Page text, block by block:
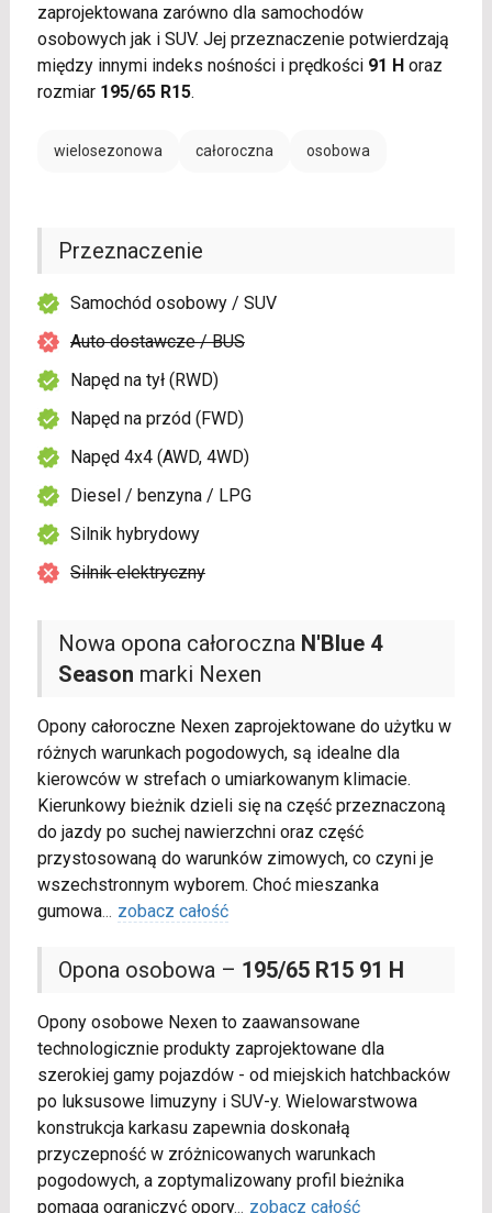
zaprojektowana zarówno dla samochodów
osobowych jak i SUV. Jej przeznaczenie potwierdzają
między innymi indeks nośności i prędkości 91 Horaz
rozmiar 195/65 R15.
wielosezonowa całoroczna osobowa
Nowa opona całoroczna N'Blue 4
Season marki Nexen
Opony całoroczne Nexen zaprojektowane do użytku w
różnych warunkach pogodowych, są idealne dla
kierowców w strefach o umiarkowanym klimacie.
Kierunkowy bieżnik dzieli się na część przeznaczoną
do jazdy po suchej nawierzchni oraz część
przystosowaną do warunków zimowych, co czyni je
wszechstronnym wyborem. Choć mieszanka
gumowa... zobacz całość
Opona osobowa – 195/65 R15 91 H
Opony osobowe Nexen to zaawansowane
technologicznie produkty zaprojektowane dla
szerokiej gamy pojazdów - od miejskich hatchbacków
po luksusowe limuzyny i SUV-y. Wielowarstwowa
konstrukcja karkasu zapewnia doskonałą
przyczepność w zróżnicowanych warunkach
pogodowych, a zoptymalizowany profil bieżnika
pomaga ograniczyć opory... zobacz całość
Przeznaczenie
Samochód osobowy / SUV
Auto dostawcze / BUS
Napęd na tył (RWD)
Napęd na przód (FWD)
Napęd 4x4 (AWD, 4WD)
Diesel / benzyna / LPG
Silnik hybrydowy
Silnik elektryczny